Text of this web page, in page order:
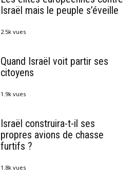
Israël mais le peuple s’éveille
2.5k vues
Quand Israël voit partir ses
citoyens
1.9k vues
Israël construira-t-il ses
propres avions de chasse
furtifs ?
1.8k vues